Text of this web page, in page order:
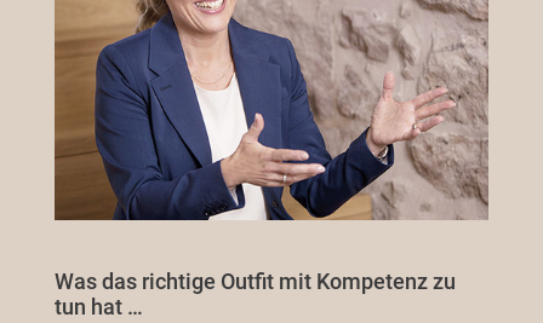
Was das richtige Outfit mit Kompetenz zu
tun hat …